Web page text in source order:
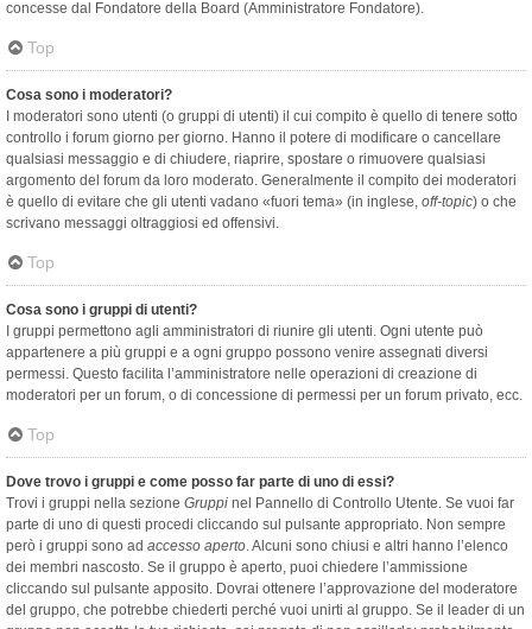
concesse dal Fondatore della Board (Amministratore Fondatore).
Top
Cosa sono i moderatori?
I moderatori sono utenti (o gruppi di utenti) il cui compito è quello di tenere sotto
controllo i forum giorno per giorno. Hanno il potere di modificare o cancellare
qualsiasi messaggio e di chiudere, riaprire, spostare o rimuovere qualsiasi
argomento del forum da loro moderato. Generalmente il compito dei moderatori
è quello di evitare che gli utenti vadano «fuori tema» (in inglese, off-topic) o che
scrivano messaggi oltraggiosi ed offensivi.
Top
Cosa sono i gruppi di utenti?
I gruppi permettono agli amministratori di riunire gli utenti. Ogni utente può
appartenere a più gruppi e a ogni gruppo possono venire assegnati diversi
permessi. Questo facilita l’amministratore nelle operazioni di creazione di
moderatori per un forum, o di concessione di permessi per un forum privato, ecc.
Top
Dove trovo i gruppi e come posso far parte di uno di essi?
Trovi i gruppi nella sezione Gruppi nel Pannello di Controllo Utente. Se vuoi far
parte di uno di questi procedi cliccando sul pulsante appropriato. Non sempre
però i gruppi sono ad accesso aperto. Alcuni sono chiusi e altri hanno l’elenco
dei membri nascosto. Se il gruppo è aperto, puoi chiedere l’ammissione
cliccando sul pulsante apposito. Dovrai ottenere l’approvazione del moderatore
del gruppo, che potrebbe chiederti perché vuoi unirti al gruppo. Se il leader di un